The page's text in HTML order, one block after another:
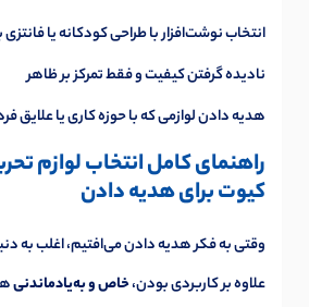
انتخاب نوشت‌افزار با طراحی کودکانه یا
نادیده گرفتن کیفیت و فقط تمرکز بر ظاهر
هدیه دادن لوازمی که با حوزه کاری یا علایق
راهنمای کامل انتخاب لوازم
کیوت برای هدیه دادن
وقتی به فکر هدیه دادن می‌افتیم، اغلب به
علاوه بر کاربردی بودن،خاص و به‌یادماندنی